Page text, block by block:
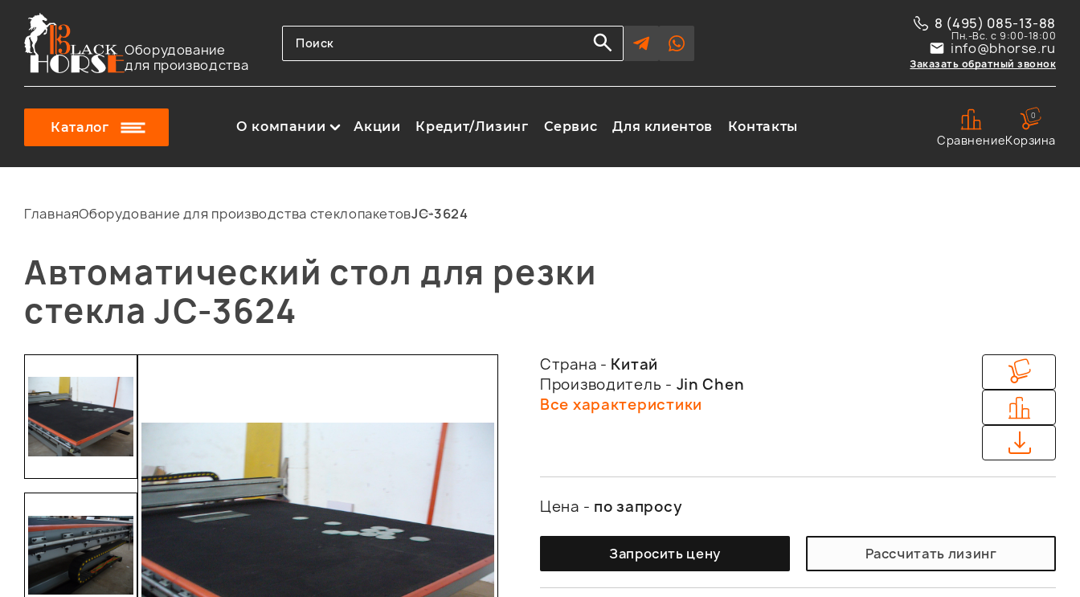
Оборудование
для производства
8 (495) 085-13-88
Пн.-Вс. с 9:00-18:00
info@bhorse.ru
Заказать обратный звонок
Каталог О компании Акции Кредит/Лизинг Сервис Для клиентов
Контакты
Сравнение
0
Корзина
ГлавнаяОборудование для производства стеклопакетовJC-3624
Автоматический стол для резки
стекла JC-3624
Страна - Китай
Производитель - Jin Chen
Все характеристики
Цена - по запросу
Запросить цену Рассчитать лизинг